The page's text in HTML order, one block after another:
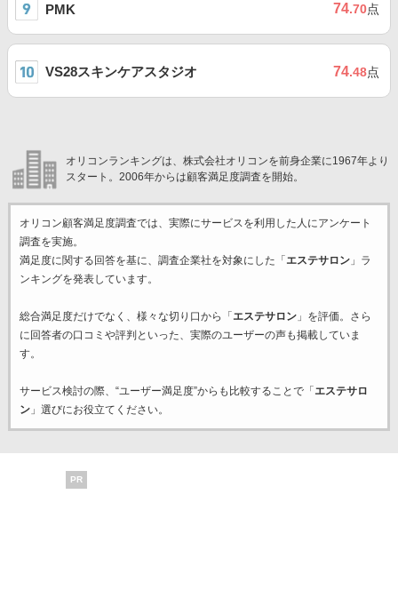
PMK 74.70点
VS28スキンケアスタジオ 74.48点
オリコンランキングは、株式会社オリコンを前身企業に1967年より
スタート。2006年からは顧客満足度調査を開始。
オリコン顧客満足度調査では、実際にサービスを利用した 人にアンケート
調査を実施。
満足度に関する回答を基に、調査企業社を対象にした「 エステサロン」ラ
ンキングを発表しています。
総合満足度だけでなく、様々な切り口から「 エステサロン」を評価。さら
に回答者の口コミや評判といった、実際のユーザーの声も掲載していま
す。
サービス検討の際、“ユーザー満足度”からも比較することで「 エステサロ
ン」選びにお役立てください。
PR